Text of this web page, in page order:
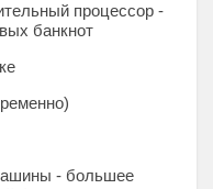
процессор -
банкнот
- большее